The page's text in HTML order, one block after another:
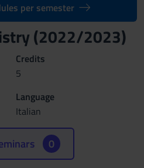
per semester
(2022/2023)
Credits
5
Language
Italian
0